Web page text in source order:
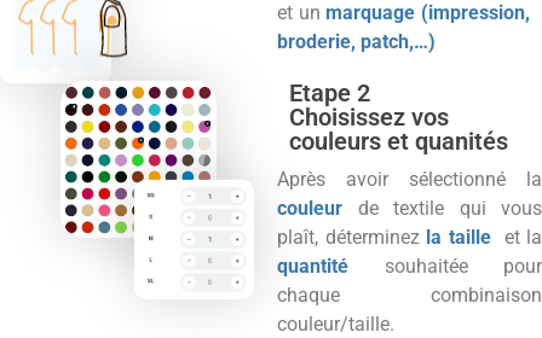
et unmarquage (impression,
broderie, patch,…)
Etape 2
Choisissez vos
couleurs et quanités
Après avoir sélectionné la
couleur de textile qui vous
plaît, déterminez la taille et la
quantité souhaitée pour
chaque combinaison
couleur/taille.